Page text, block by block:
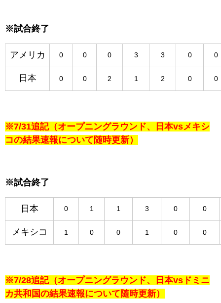
※試合終了
アメリカ 0 0 0 3 3 0 0
日本 0 0 2 1 2 0 0
※7/31追記（オープニングラウンド、日本vsメキシ
コの結果速報について随時更新）
※試合終了
日本 0 1 1 3 0 0
メキシコ 1 0 0 1 0 0
※7/28追記（オープニングラウンド、日本vsドミニ
カ共和国の結果速報について随時更新）